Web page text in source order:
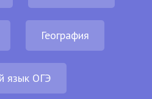
География
язык ОГЭ